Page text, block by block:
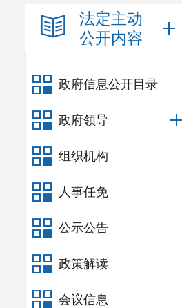
法定主动
公开内容
政府信息公开目录
政府领导
组织机构
人事任免
公示公告
政策解读
会议信息